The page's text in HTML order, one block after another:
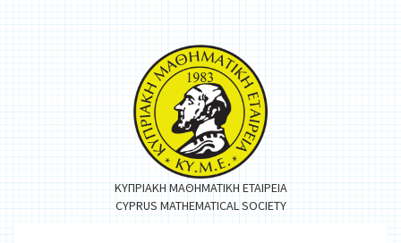
ΚΥΠΡΙΑΚΗ ΜΑΘΗΜΑΤΙΚΗ ΕΤΑΙΡΕΙΑ
CYPRUS MATHEMATICAL SOCIETY